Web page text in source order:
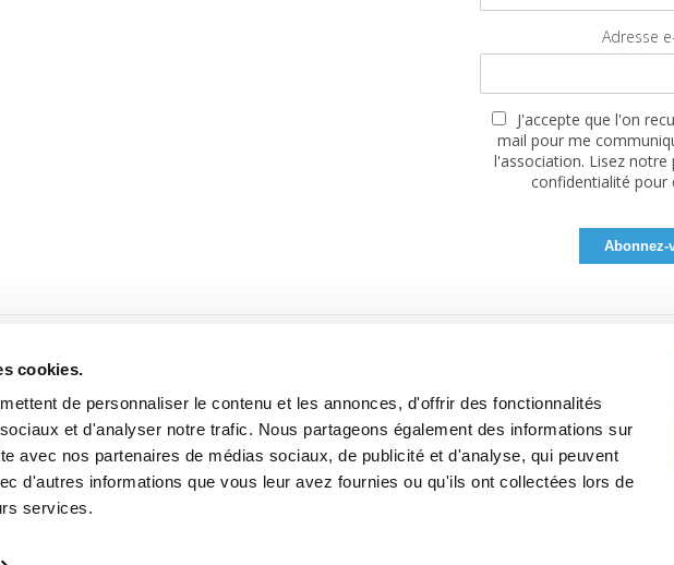
cookies.
de personnaliser le contenu et les annonces, d'offrir des fonctionnalités
et d'analyser notre trafic. Nous partageons également des informations sur
avec nos partenaires de médias sociaux, de publicité et d'analyse, qui peuvent
d'autres informations que vous leur avez fournies ou qu'ils ont collectées lors de
services.
Adresse
J'accepte que l'on
mail pour me
l'association. Lisez notre
confidentialité pour
Site réalisé avec le soutien de la MGEN, Mutuelle Santé Prévoyance